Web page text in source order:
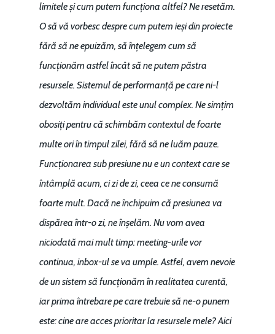
limitele și cum putem funcționa altfel? Ne resetăm.
O să vă vorbesc despre cum putem ieși din proiecte
fără să ne epuizăm, să înțelegem cum să
funcționăm astfel încât să ne putem păstra
resursele. Sistemul de performanță pe care ni-l
dezvoltăm individual este unul complex. Ne simțim
obosiți pentru că schimbăm contextul de foarte
multe ori în timpul zilei, fără să ne luăm pauze.
Funcționarea sub presiune nu e un context care se
întâmplă acum, ci zi de zi, ceea ce ne consumă
foarte mult. Dacă ne închipuim că presiunea va
dispărea într-o zi, ne înșelăm. Nu vom avea
niciodată mai mult timp: meeting-urile vor
continua, inbox-ul se va umple. Astfel, avem nevoie
de un sistem să funcționăm în realitatea curentă,
iar prima întrebare pe care trebuie să ne-o punem
este: cine are acces prioritar la resursele mele? Aici
Home
Noutăți
Despre
Evenimente
Foto
Modelul economic
România – orizont
resurselor naturale
Video
Marea Neagră în Noua
economie
EM360 Talk
Contact